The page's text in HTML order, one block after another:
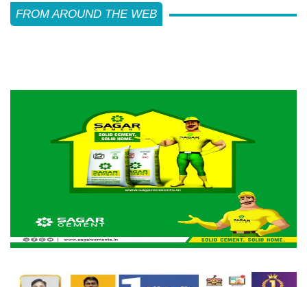
FROM AROUND THE WEB